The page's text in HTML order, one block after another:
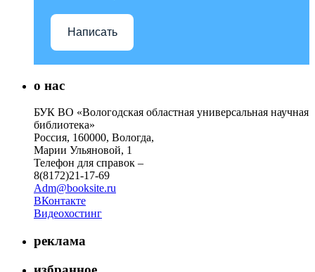
Написать
о нас
БУК ВО «Вологодская областная универсальная научная
библиотека»
Россия, 160000, Вологда,
Марии Ульяновой, 1
Телефон для справок –
8(8172)21-17-69
Adm@booksite.ru
ВКонтакте
Видеохостинг
реклама